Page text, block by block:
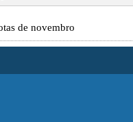
de novembro